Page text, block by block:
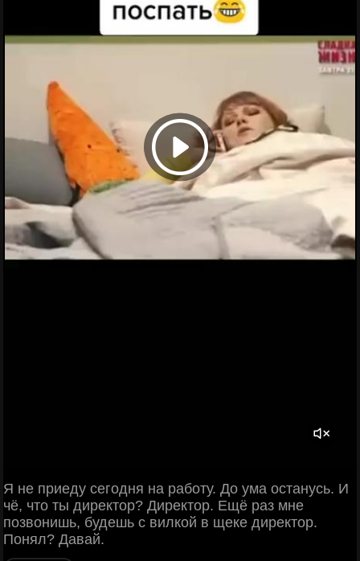
Я не приеду сегодня на работу. До ума останусь. И
чё, что ты директор? Директор. Ещё раз мне
позвонишь, будешь с вилкой в щеке директор.
Понял? Давай.